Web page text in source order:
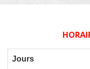
Jours